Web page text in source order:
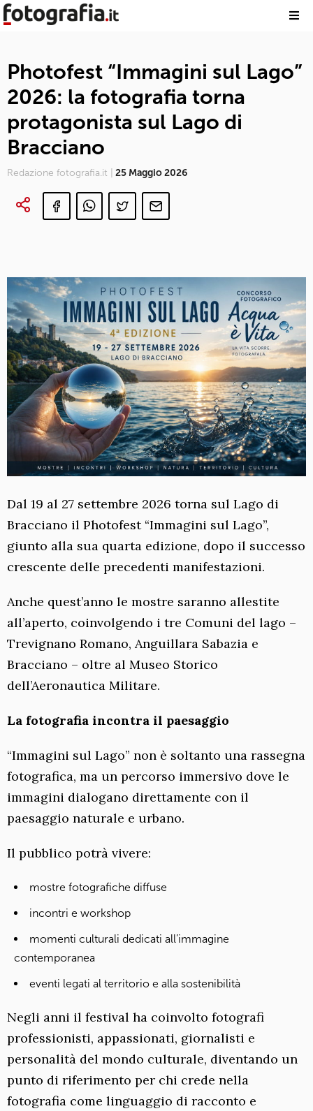
Photofest “Immagini sul Lago”
2026: la fotografia torna
protagonista sul Lago di
Bracciano
Redazione fotografia.it | 25 Maggio 2026
Dal 19 al 27 settembre 2026 torna sul Lago di
Bracciano il Photofest “Immagini sul Lago”,
giunto alla sua quarta edizione, dopo il successo
crescente delle precedenti manifestazioni.
Anche quest’anno le mostre saranno allestite
all’aperto, coinvolgendo i tre Comuni del lago –
Trevignano Romano, Anguillara Sabazia e
Bracciano – oltre al Museo Storico
dell’Aeronautica Militare.
La fotografia incontra il paesaggio
“Immagini sul Lago” non è soltanto una rassegna
fotografica, ma un percorso immersivo dove le
immagini dialogano direttamente con il
paesaggio naturale e urbano.
Il pubblico potrà vivere:
mostre fotografiche diffuse
incontri e workshop
momenti culturali dedicati all’immagine
contemporanea
eventi legati al territorio e alla sostenibilità
Negli anni il festival ha coinvolto fotografi
professionisti, appassionati, giornalisti e
personalità del mondo culturale, diventando un
punto di riferimento per chi crede nella
fotografia come linguaggio di racconto e